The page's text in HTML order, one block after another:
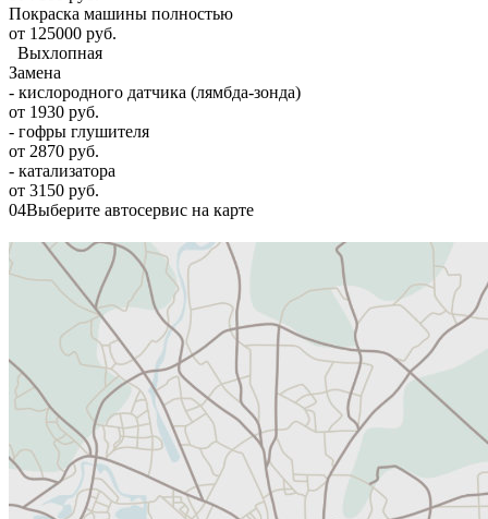
Покраска машины полностью
от 125000 руб.
Выхлопная
Замена
- кислородного датчика (лямбда-зонда)
от 1930 руб.
- гофры глушителя
от 2870 руб.
- катализатора
от 3150 руб.
04Выберите автосервис на карте